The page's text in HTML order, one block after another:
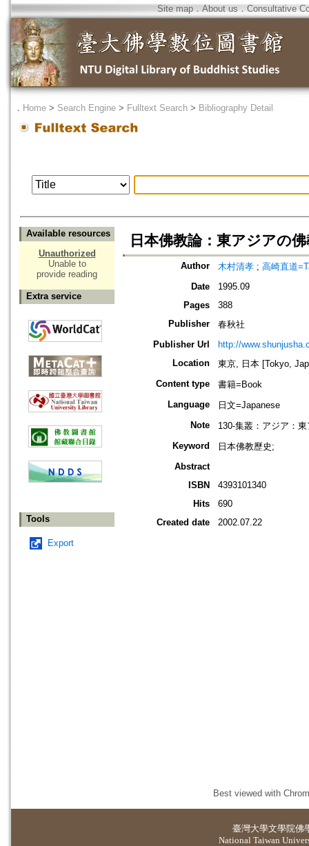
Site map．About us ． Consultative
． Home > Search Engine > Fulltext Search > Bibliography Detail
Available resources
Unauthorized
Unable to
provide reading
Extra service
Tools
Export
日本佛教論：東アジアの
Author 木村清孝 ; 高崎直道
Date
1995.09
Pages
388
Publisher
春秋社
Publisher Url
http://
Location
東京, 日本 [Tokyo,
Content type
書籍=Book
Language
日文=Japanese
Note
130-集叢：アジア：
Keyword
日本佛教歷史;
Abstract
ISBN
4393101340
Hits
690
Created date
2002.07.22
Best viewed with
臺灣大學文學院佛
National Taiwan